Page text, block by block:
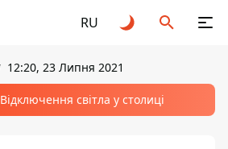
RU
12:20, 23 Липня 2021
Відключення світла у столиці